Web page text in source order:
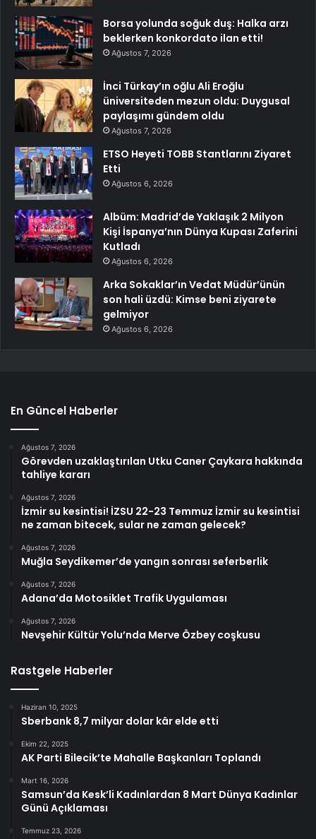
Borsa yolunda soğuk duş: Halka arzı
beklerken konkordato ilan etti!
Ağustos 7, 2026
İnci Türkay’ın oğlu Ali Eroğlu
üniversiteden mezun oldu: Duygusal
paylaşımı gündem oldu
Ağustos 7, 2026
ETSO Heyeti TOBB Stantlarını Ziyaret
Etti
Ağustos 6, 2026
Albüm: Madrid’de Yaklaşık 2 Milyon
Kişi İspanya’nın Dünya Kupası Zaferini
Kutladı
Ağustos 6, 2026
Arka Sokaklar’ın Vedat Müdür’ünün
son hali üzdü: Kimse beni ziyarete
gelmiyor
Ağustos 6, 2026
En Güncel Haberler
Ağustos 7, 2026
Görevden uzaklaştırılan Utku Caner Çaykara hakkında
tahliye kararı
Ağustos 7, 2026
İzmir su kesintisi! İZSU 22-23 Temmuz İzmir su kesintisi
ne zaman bitecek, sular ne zaman gelecek?
Ağustos 7, 2026
Muğla Seydikemer’de yangın sonrası seferberlik
Ağustos 7, 2026
Adana’da Motosiklet Trafik Uygulaması
Ağustos 7, 2026
Nevşehir Kültür Yolu’nda Merve Özbey coşkusu
Rastgele Haberler
Haziran 10, 2025
Sberbank 8,7 milyar dolar kâr elde etti
Ekim 22, 2025
AK Parti Bilecik’te Mahalle Başkanları Toplandı
Mart 16, 2026
Samsun’da Kesk’li Kadınlardan 8 Mart Dünya Kadınlar
Günü Açıklaması
Temmuz 23, 2026